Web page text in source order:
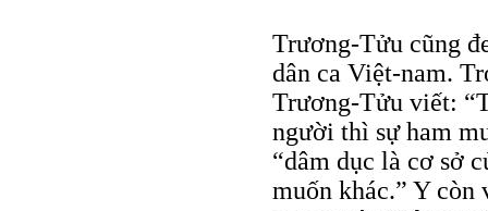
Trương-Tửu cũng
dân ca Việt-nam.
Trương-Tửu viết:
người thì sự ham
“dâm dục là cơ sở
muốn khác.” Y còn